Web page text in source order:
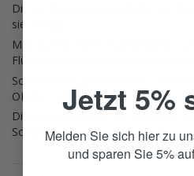
Die perfekte Ausstiegshöhe aus
sie richtig
Matratzenschoner wasserdicht –
Flüssigkeiten, Schweiss oder Flecken
Schlafen mit gutem Gefühl – Mara
OEKO-TEX® Standard 100,
Die beste Matratze für jeden: Ein
Schlaf
Jetzt 5%
Melden Sie sich hier zu
und sparen Sie 5%